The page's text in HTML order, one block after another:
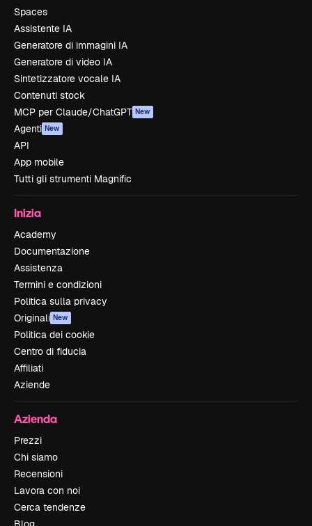
Spaces
Assistente IA
Generatore di immagini IA
Generatore di video IA
Sintetizzatore vocale IA
Contenuti stock
MCP per Claude/ChatGPT New
Agenti New
API
App mobile
Tutti gli strumenti Magnific
Inizia
Academy
Documentazione
Assistenza
Termini e condizioni
Politica sulla privacy
Originali New
Politica dei cookie
Centro di fiducia
Affiliati
Aziende
Azienda
Prezzi
Chi siamo
Recensioni
Lavora con noi
Cerca tendenze